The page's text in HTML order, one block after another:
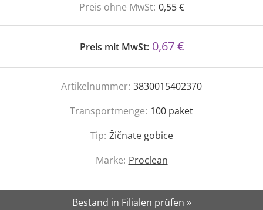
Preis ohne MwSt: 0,55 €
Preis mit MwSt: 0,67 €
Artikelnummer: 3830015402370
Transportmenge: 100 paket
Tip: Žičnate gobice
Marke: Proclean
Bestand in Filialen prüfen »